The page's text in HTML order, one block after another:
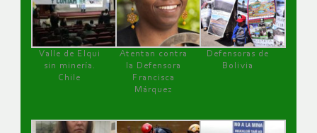
Valle de Elqui
sin minería.
Chile
Atentan contra
la Defensora
Francisca
Márquez
Defensoras de
Bolivia